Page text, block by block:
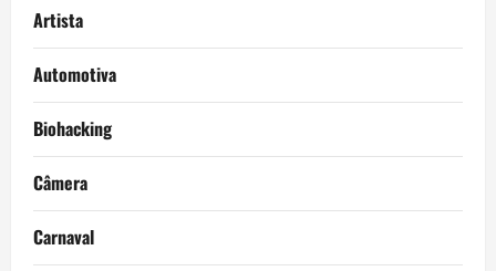
Artista
Automotiva
Biohacking
Câmera
Carnaval